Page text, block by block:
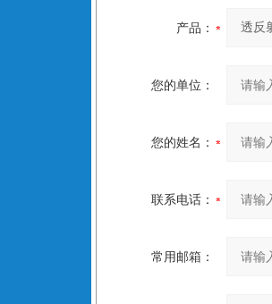
产品：
您的单位：
您的姓名：
联系电话：
常用邮箱：